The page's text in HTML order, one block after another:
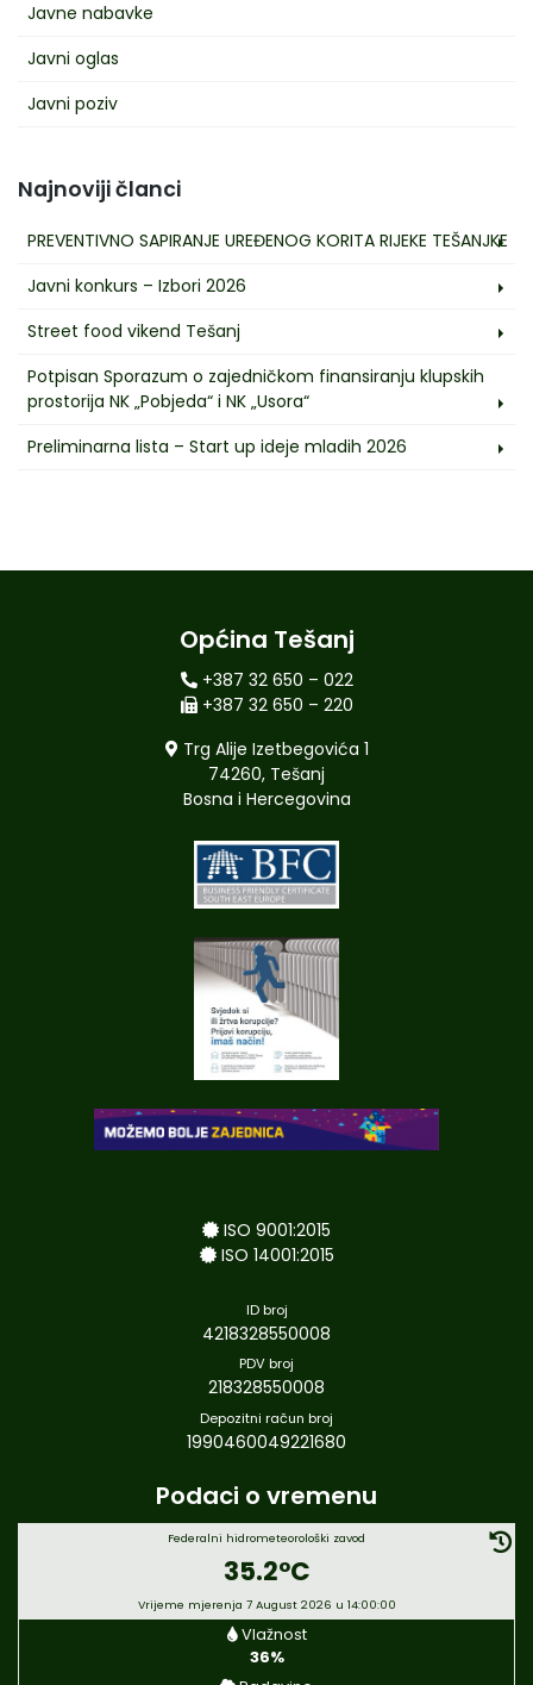
Javne nabavke
Javni oglas
Javni poziv
Najnoviji članci
PREVENTIVNO SAPIRANJE UREĐENOG KORITA RIJEKE TEŠANJKE
Javni konkurs – Izbori 2026
Street food vikend Tešanj
Potpisan Sporazum o zajedničkom finansiranju klupskih
prostorija NK „Pobjeda“ i NK „Usora“
Preliminarna lista – Start up ideje mladih 2026
Općina Tešanj
+387 32 650 – 022
+387 32 650 – 220
Trg Alije Izetbegovića 1
74260, Tešanj
Bosna i Hercegovina
ISO 9001:2015
ISO 14001:2015
ID broj
4218328550008
PDV broj
218328550008
Depozitni račun broj
1990460049221680
Podaci o vremenu
Federalni hidrometeorološki zavod
35.2°C
Vrijeme mjerenja 7 August 2026 u 14:00:00
Vlažnost
36%